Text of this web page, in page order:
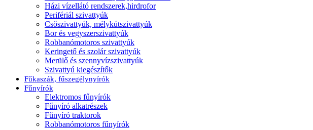
Házi vízellátó rendszerek,hirdrofor
Perifériál szivattyúk
Csőszivattyúk, mélykútszivattyúk
Bor és vegyszerszivattyúk
Robbanómotoros szivattyúk
Keringető és szolár szivattyúk
Merülő és szennyvízszivattyúk
Szivattyú kiegészítők
Fűkaszák, fűszegélynyírók
Fűnyírók
Elektromos fűnyírók
Fűnyíró alkatrészek
Fűnyíró traktorok
Robbanómotoros fűnyírók